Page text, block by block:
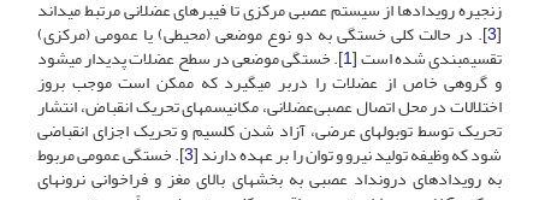
زنجیره رویدادها از سیستم عصبی مرکزی تا فیبرهای عضلانی مرتبط می‏داند
[
3]. در حالت کلی خستگی به دو نوع موضعی (محیطی) یا عمومی (مرکزی)
تقسیم‏بندی شده است [1]. خستگی موضعی در سطح عضلات پدیدار می‏شود
و گروهی خاص از عضلات را دربر می‏گیرد که ممکن است موجب بروز
اختلالات در محل اتصال عصبی‌عضلانی، مکانیسم‏های تحریک انقباض، انتشار
تحریک توسط توبول‏های عرضی، آزاد شدن کلسیم و تحریک اجزای انقباضی
شود که وظیفه تولید نیرو و توان را بر عهده دارند [3]. خستگی عمومی مربوط
به رویدادهای درون‏داد عصبی به بخش‏های بالای مغز و فراخوانی نرون‏های